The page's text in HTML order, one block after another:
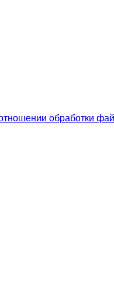
обработки